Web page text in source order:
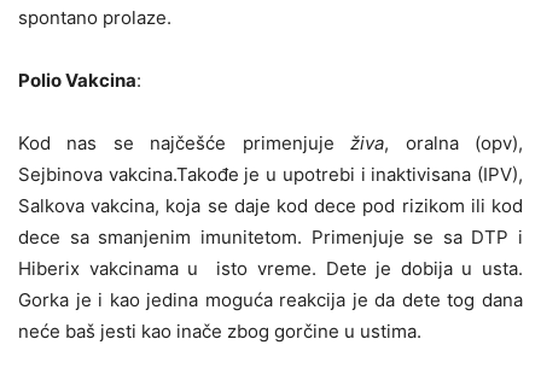
spontano prolaze.
Polio Vakcina:
Kod nas se najčešće primenjuježiva, oralna (opv),
Sejbinova vakcina.Takođe je u upotrebi i inaktivisana (IPV),
Salkova vakcina, koja se daje kod dece pod rizikom ili kod
dece sa smanjenim imunitetom. Primenjuje se sa DTP i
Hiberix vakcinama u isto vreme. Dete je dobija u usta.
Gorka je i kao jedina moguća reakcija je da dete tog dana
neće baš jesti kao inače zbog gorčine u ustima.